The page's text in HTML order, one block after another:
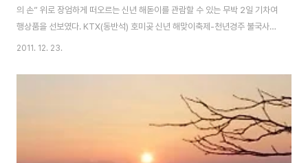
의 손” 위로 장엄하게 떠오르는 신년 해돋이를 관람할 수 있는 무박 2일 기차여
행상품을 선보였다. KTX(동반석) 호미곶 신년 해맞이축제-천년경주 불국사
기차여행(무박 2일) 서울역을 저녁 9시 30분, 10시, 11시(3회) 출발하여 동대
하고 “상생의 손” 위로 장엄하게 떠오르는 해돋이를 보며, 신년 소망을 빌어볼
수 있다. 해돋이 관람 후 해맞이 광장에서 펼쳐지는 다양한 행사를 둘러보고 과
메기로 유명한 구룡포 어시장 맛집을 찾아 맛있게 별미를 즐겨보자. 자유 식사
후 천년의 역사가 숨쉬는 경주로 이동, 유네스코에 세계문화유산으로 등재되어
2011. 12. 23.